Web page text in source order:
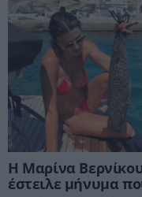
Η Μαρίνα
έστειλε μήνυμα